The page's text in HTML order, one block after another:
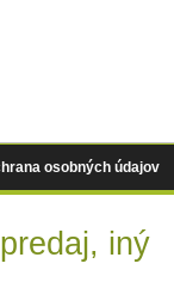
osobných údajov
iný